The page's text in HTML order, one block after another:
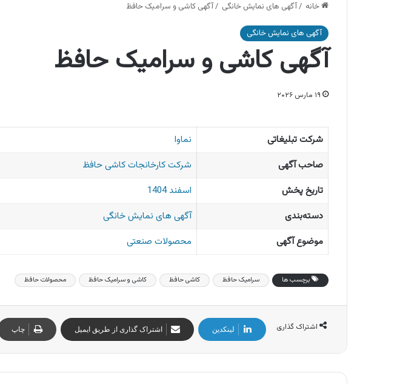
خانه /آگهی های نمایش خانگی /آگهی کاشی و سرامیک حافظ
آگهی های نمایش خانگی
آگهی کاشی و سرامیک حافظ
۱۹ مارس ۲۰۲۶
شرکت تبلیغاتی
نماوا
صاحب آگهی
شرکت کارخانجات کاشی حافظ
تاریخ پخش
اسفند 1404
دسته‌بندی
آگهی های نمایش خانگی
موضوع آگهی
محصولات صنعتی
برچسب ها سرامیک حافظ کاشی حافظ کاشی و سرامیک حافظ محصولات حافظ
اشتراک گذاری لینکدین اشتراک گذاری از طریق ایمیل چاپ